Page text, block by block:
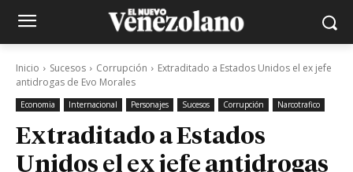
Inicio Sucesos Corrupción
Extraditado a Estados Unidos el ex jefe
antidrogas de Evo Morales
Economia Internacional Personajes Sucesos Corrupción Narcotrafico
Extraditado a Estados
Unidos el ex jefe antidrogas